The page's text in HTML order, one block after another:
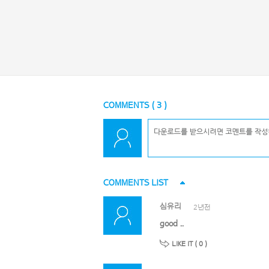
COMMENTS ( 3 )
COMMENTS LIST
심유리 2년전
good ..
LIKE IT ( 0 )